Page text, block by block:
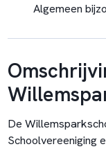
Algemeen
De
Schoolvereeniging